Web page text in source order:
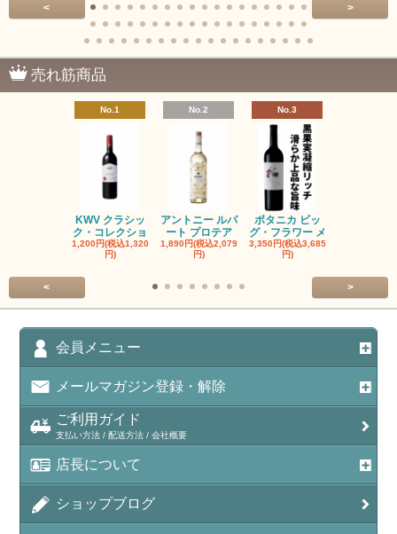
< >
売れ筋商品
No.1
KWV クラシッ
ク・コレクショ
1,200円(税込1,320
円)
No.2
アントニー ルパ
ート プロテア
1,890円(税込2,079
円)
No.3
ボタニカ ビッ
グ・フラワー メ
3,350円(税込3,685
円)
< >
会員メニュー
メールマガジン登録・解除
ご利用ガイド
支払い方法 / 配送方法 / 会社概要
店長について
ショップブログ